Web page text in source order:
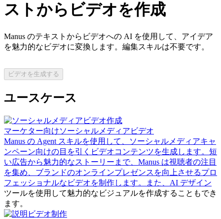
ストからビデオを作成
Manus のテキストからビデオへの AI を使用して、アイデア
を魅力的なビデオに変換します。編集スキルは不要です。
ビデオを生成する
ユースケース
マーケター向けソーシャルメディアビデオ
Manus の Agent スキルを使用して、ソーシャルメディアキャ
ンペーン向けの目を引くビデオコンテンツを生成します。短
い広告から魅力的なストーリーまで、Manus は視聴者の注目
を集め、ブランドのオンラインプレゼンスを向上させるプロ
フェッショナルなビデオを制作します。また、 AI デザイン
ツールを使用して魅力的なビジュアルを作成することもでき
ます。